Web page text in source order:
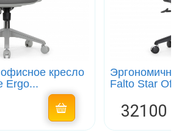
кресло
Ergo...
Falto Star
32100